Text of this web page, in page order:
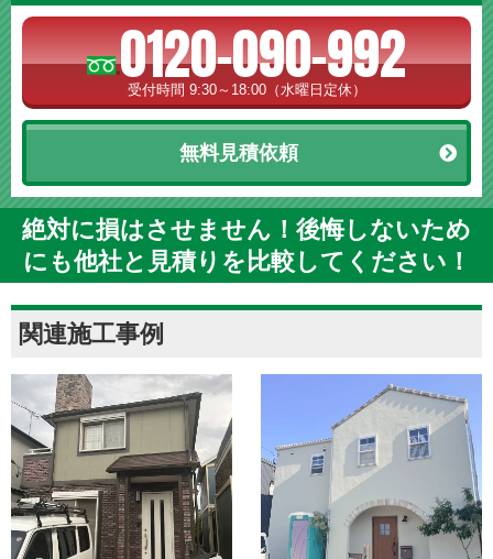
0120-090-992
受付時間 9:30～18:00（水曜日定休）
無料見積依頼
絶対に損はさせません！後悔しないため
にも他社と見積りを比較してください！
関連施工事例